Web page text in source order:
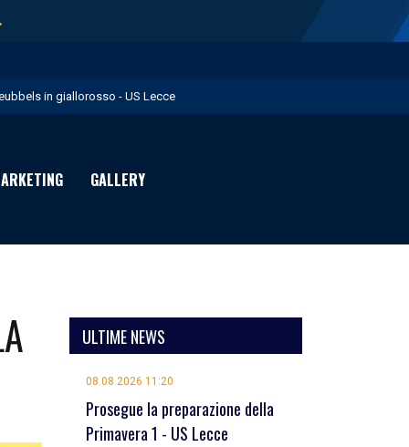
in giallorosso - US Lecce
è Premium Partner per la stagione 2026/27 - US Lecce
1: Flies in giallorosso - US Lecce
GALLERY
ULTIME NEWS
08.08.2026 11:20
Prosegue la preparazione della
Primavera 1 - US Lecce